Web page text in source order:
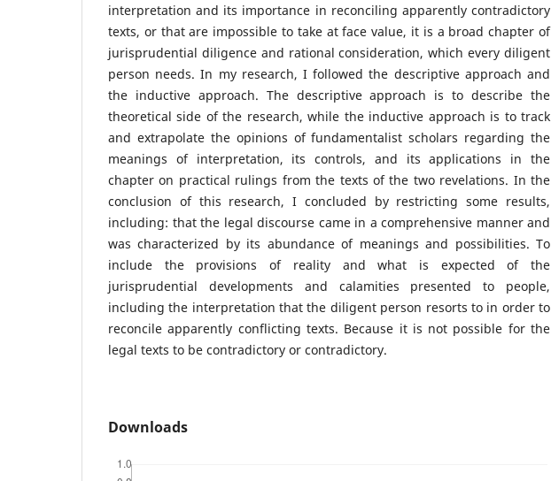
interpretation and its importance in reconciling apparently contradictory
texts, or that are impossible to take at face value, it is a broad chapter of
jurisprudential diligence and rational consideration, which every diligent
person needs. In my research, I followed the descriptive approach and
the inductive approach. The descriptive approach is to describe the
theoretical side of the research, while the inductive approach is to track
and extrapolate the opinions of fundamentalist scholars regarding the
meanings of interpretation, its controls, and its applications in the
chapter on practical rulings from the texts of the two revelations. In the
conclusion of this research, I concluded by restricting some results,
including: that the legal discourse came in a comprehensive manner and
was characterized by its abundance of meanings and possibilities. To
include the provisions of reality and what is expected of the
jurisprudential developments and calamities presented to people,
including the interpretation that the diligent person resorts to in order to
reconcile apparently conflicting texts. Because it is not possible for the
legal texts to be contradictory or contradictory.
Downloads